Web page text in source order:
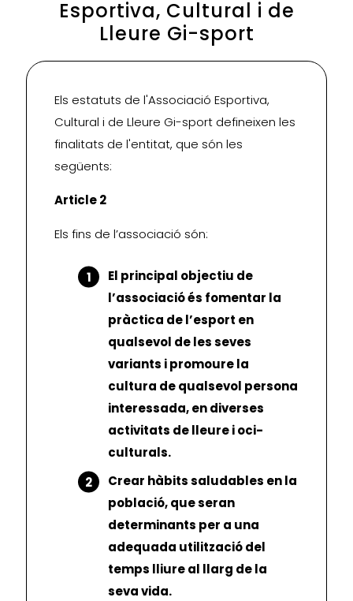
Esportiva, Cultural i de
Lleure Gi-sport
Els estatuts de l'Associació Esportiva,
Cultural i de Lleure Gi-sport defineixen les
finalitats de l'entitat, que són les
següents:
Article 2
Els fins de l’associació són:
El principal objectiu de
l’associació és fomentar la
pràctica de l’esport en
qualsevol de les seves
variants i promoure la
cultura de qualsevol persona
interessada, en diverses
activitats de lleure i oci-
culturals.
Crear hàbits saludables en la
població, que seran
determinants per a una
adequada utilització del
temps lliure al llarg de la
seva vida.